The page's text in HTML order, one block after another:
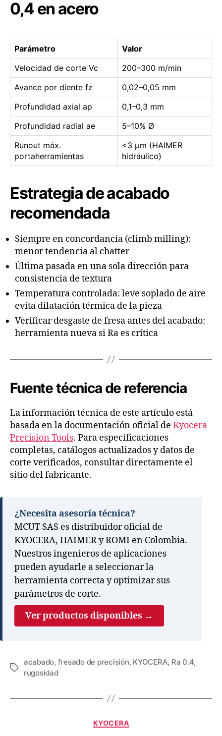
0,4 en acero
Parámetro
Valor
Velocidad de corte Vc
200–300 m/min
Avance por diente fz
0,02–0,05 mm
Profundidad axial ap
0,1–0,3 mm
Profundidad radial ae
5–10% Ø
Runout máx.
portaherramientas
<3 µm (HAIMER
hidráulico)
Estrategia de acabado
recomendada
Siempre en concordancia (climb milling):
menor tendencia al chatter
Última pasada en una sola dirección para
consistencia de textura
Temperatura controlada: leve soplado de aire
evita dilatación térmica de la pieza
Verificar desgaste de fresa antes del acabado:
herramienta nueva si Ra es crítica
Fuente técnica de referencia
La información técnica de este artículo está
basada en la documentación oficial de Kyocera
Precision Tools. Para especificaciones
completas, catálogos actualizados y datos de
corte verificados, consultar directamente el
sitio del fabricante.
¿Necesita asesoría técnica?
MCUT SAS es distribuidor oficial de
KYOCERA, HAIMER y ROMI en Colombia.
Nuestros ingenieros de aplicaciones
pueden ayudarle a seleccionar la
herramienta correcta y optimizar sus
parámetros de corte.
Ver productos disponibles →
acabado, fresado de precisión, KYOCERA, Ra 0.4,
rugosidad
KYOCERA